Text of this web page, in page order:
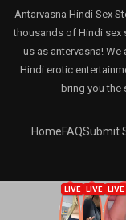
Antarvasna Hindi Sex
thousands of Hindi sex
us as antervasna!
Hindi erotic
bring you the
HomeFAQSubmit
© 2024 - 2026